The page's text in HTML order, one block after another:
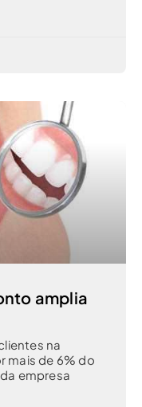
amplia
na
mais de 6% do
empresa